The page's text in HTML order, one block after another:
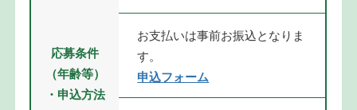
応募条件
（年齢等）
・申込方法
お支払いは事前お振込となりま
す。
申込フォーム